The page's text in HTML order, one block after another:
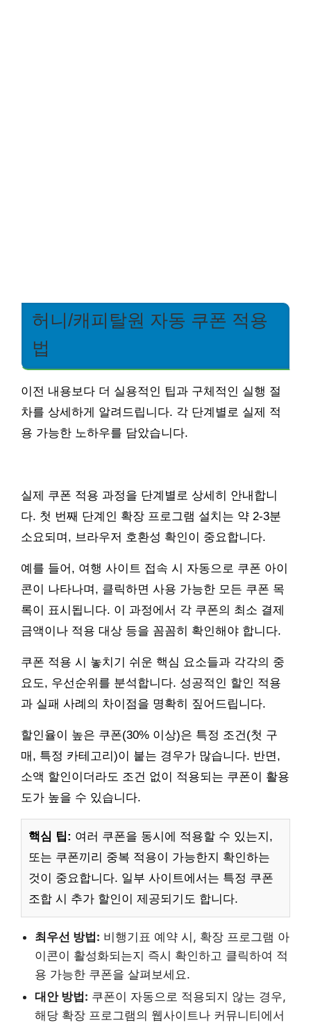
허니/캐피탈원 자동 쿠폰 적용
법
이전 내용보다 더 실용적인 팁과 구체적인 실행 절
차를 상세하게 알려드립니다. 각 단계별로 실제 적
용 가능한 노하우를 담았습니다.
실제 쿠폰 적용 과정을 단계별로 상세히 안내합니
다. 첫 번째 단계인 확장 프로그램 설치는 약 2-3분
소요되며, 브라우저 호환성 확인이 중요합니다.
예를 들어, 여행 사이트 접속 시 자동으로 쿠폰 아이
콘이 나타나며, 클릭하면 사용 가능한 모든 쿠폰 목
록이 표시됩니다. 이 과정에서 각 쿠폰의 최소 결제
금액이나 적용 대상 등을 꼼꼼히 확인해야 합니다.
쿠폰 적용 시 놓치기 쉬운 핵심 요소들과 각각의 중
요도, 우선순위를 분석합니다. 성공적인 할인 적용
과 실패 사례의 차이점을 명확히 짚어드립니다.
할인율이 높은 쿠폰(30% 이상)은 특정 조건(첫 구
매, 특정 카테고리)이 붙는 경우가 많습니다. 반면,
소액 할인이더라도 조건 없이 적용되는 쿠폰이 활용
도가 높을 수 있습니다.
핵심 팁: 여러 쿠폰을 동시에 적용할 수 있는지,
또는 쿠폰끼리 중복 적용이 가능한지 확인하는
것이 중요합니다. 일부 사이트에서는 특정 쿠폰
조합 시 추가 할인이 제공되기도 합니다.
최우선 방법: 비행기표 예약 시, 확장 프로그램 아
이콘이 활성화되는지 즉시 확인하고 클릭하여 적
용 가능한 쿠폰을 살펴보세요.
대안 방법: 쿠폰이 자동으로 적용되지 않는 경우,
해당 확장 프로그램의 웹사이트나 커뮤니티에서